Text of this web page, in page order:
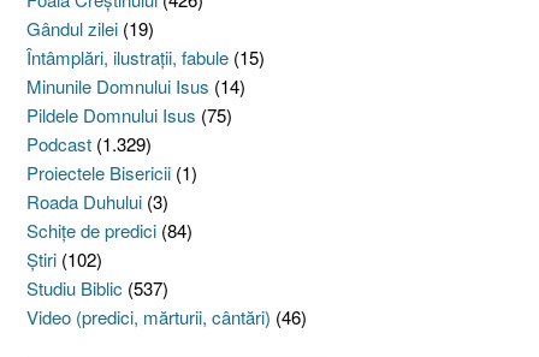
Gândul zilei (19)
Întâmplări, ilustraţii, fabule (15)
Minunile Domnului Isus (14)
Pildele Domnului Isus (75)
Podcast (1.329)
Proiectele Bisericii (1)
Roada Duhului (3)
Schiţe de predici (84)
Ştiri (102)
Studiu Biblic (537)
Video (predici, mărturii, cântări) (46)